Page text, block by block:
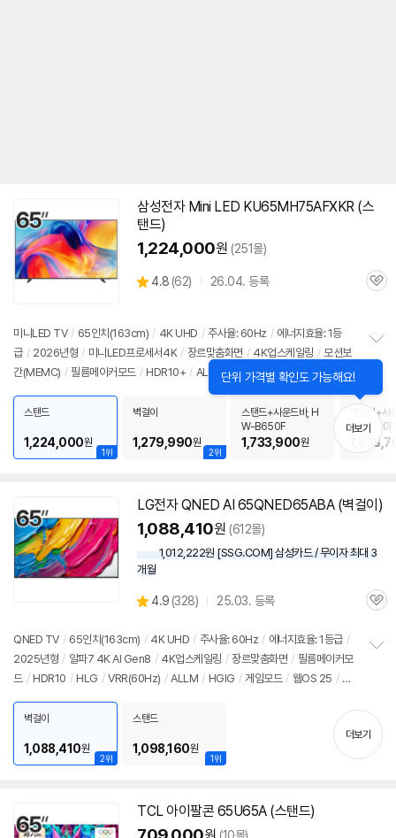
삼성전자 Mini LED KU65MH75AFXKR (스
탠드)
1,224,000원 (251몰)
별
4.8 (상
뷰
62) 26.04. 등록
관
미니LED TV / 65인치(163cm) / 4K UHD / 주사율: 60Hz / 에너지효율: 1등
급 / 2026년형 / 미니LED프로세서4K / 장르맞춤화면 / 4K업스케일링 / 모션보
간(MEMC) / 필름메이커모드 / HDR10+ / ALLM / HGIG / VRR(120Hz) / 타이
정
펼
치
기
1위
스탠드
1,224,000원
2위
벽걸이
1,279,990원
스탠드+사운드바, H
W-B650F
1,733,900원
벽걸이+사
W-B650F
더보기
LG전자 QNED AI 65QNED65ABA (벽걸이)
1,088,410원 (612몰)
1,012,222원 [SSG.COM] 삼성카드 / 무이자 최대 3
개월
별
4.9 (상
리
뷰
328) 25.03. 등록
관
QNED TV / 65인치(163cm) / 4K UHD / 주사율: 60Hz / 에너지효율: 1등급 /
2025년형 / 알파7 4K AI Gen8 / 4K업스케일링 / 장르맞춤화면 / 필름메이커모
드 / HDR10 / HLG / VRR(60Hz) / ALLM / HGIG / 게임모드 / 웹OS 25 / H
기
2위
벽걸이
1,088,410원
1위
스탠드
1,098,160원
더보기
TCL 아이팔콘 65U65A (스탠드)